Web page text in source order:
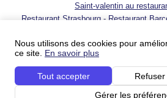
Saint-valentin au
Restaurant Strasbourg- Restaurant
interdite
Ajouter votre restaurant
Conditions du service-Conditions du service pour
la vie privée-Votre publicité sur
Nous utilisons des cookies pour
ce site. En savoir plus
Tout accepter
Gérer les